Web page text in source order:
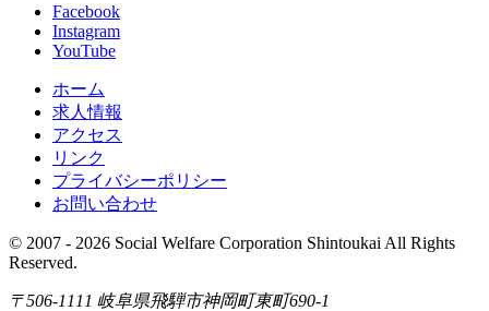
Facebook
Instagram
YouTube
ホーム
求人情報
アクセス
リンク
プライバシーポリシー
お問い合わせ
© 2007 - 2026 Social Welfare Corporation Shintoukai All Rights
Reserved.
〒506-1111 岐阜県飛騨市神岡町東町690-1